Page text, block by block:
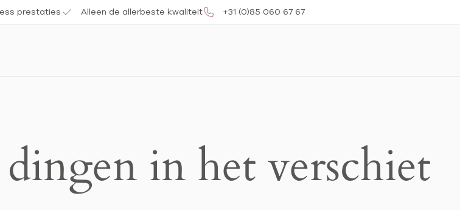
prestaties Alleen de allerbeste kwaliteit +31 (0)85 060 67 67
in het verschiet